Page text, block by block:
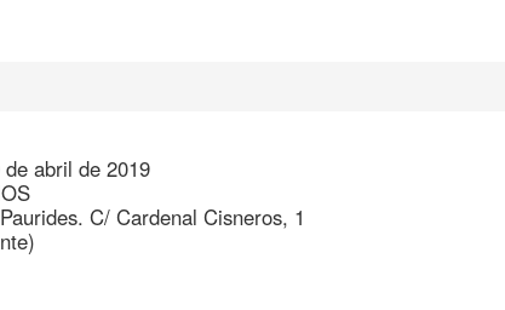
abril de 2019
C/ Cardenal Cisneros, 1